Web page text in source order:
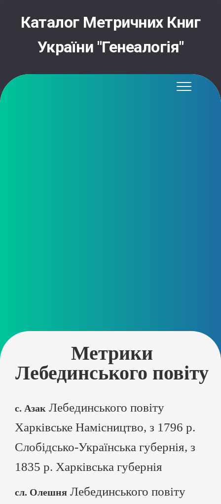
contentКаталог Метричних Книг
України "Генеалогія"
Метрики
Лебединського повіту
с. Азак Лебединського повіту
Харківське Намісництво, з 1796 р.
Слобідсько-Українська губернія, з
1835 р. Харківська губернія
сл. Олешня Лебединського повіту